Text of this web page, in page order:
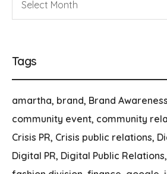
Tags
amartha brand Brand Awareness
community event community
Crisis PR Crisis public relations
Digital PR Digital Public Relations